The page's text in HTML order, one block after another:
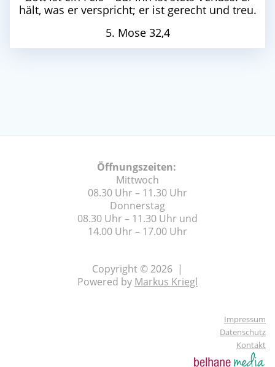
hält, was er verspricht; er ist gerecht und treu.
5. Mose 32,4
Öffnungszeiten:
Mittwoch
08.30 Uhr – 11.30 Uhr
Donnerstag
08.30 Uhr – 11.30 Uhr und
14.00 Uhr – 17.00 Uhr
Copyright © 2026 |
Powered by Markus Kriegl
Impressum
Datenschutz
Kontakt